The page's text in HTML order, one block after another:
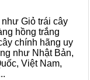
Giỏ trái cây
hồng trắng
chính hãng uy
như Nhật Bản,
Việt Nam,